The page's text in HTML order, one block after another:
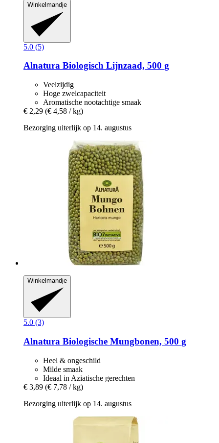
Winkelmandje
5.0 (5)
Alnatura Biologisch Lijnzaad, 500 g
Veelzijdig
Hoge zwelcapaciteit
Aromatische nootachtige smaak
€ 2,29 (€ 4,58 / kg)
Bezorging uiterlijk op 14. augustus
Winkelmandje
5.0 (3)
Alnatura Biologische Mungbonen, 500 g
Heel & ongeschild
Milde smaak
Ideaal in Aziatische gerechten
€ 3,89 (€ 7,78 / kg)
Bezorging uiterlijk op 14. augustus